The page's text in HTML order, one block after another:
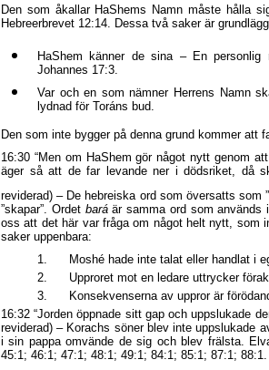
Den som åkallar HaShems Namn måste hålla
Hebreerbrevet 12:14. Dessa två saker är
HaShem känner de sina – En
Johannes 17:3.
Var och en som nämner Herrens Namn
lydnad för Toráns bud.
Den som inte bygger på denna grund kommer att
16:30 “Men om HaShem gör något nytt genom
äger så att de far levande ner i dödsriket, då
reviderad) – De hebreiska ord som översatts som
”skapar”. Ordet baráär samma ord som används
oss att det här var fråga om något helt nytt, som
saker uppenbara:
1.
Moshé hade inte talat eller handlat i
2.
Upproret mot en ledare uttrycker
3.
Konsekvenserna av uppror är
16:32 “Jorden öppnade sitt gap och uppslukade
reviderad) – Korachs söner blev inte uppslukade
i sin pappa omvände de sig och blev frälsta.
45:1; 46:1; 47:1; 48:1; 49:1; 84:1; 85:1; 87:1; 88:1.